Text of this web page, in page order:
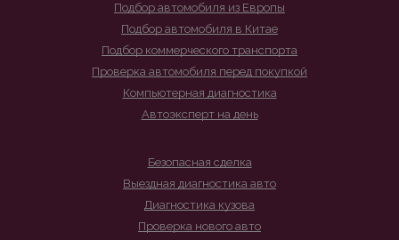
Подбор автомобиля из Европы
Подбор автомобиля в Китае
Подбор коммерческого транспорта
Проверка автомобиля перед покупкой
Компьютерная диагностика
Автоэксперт на день
Безопасная сделка
Выездная диагностика авто
Диагностика кузова
Проверка нового авто